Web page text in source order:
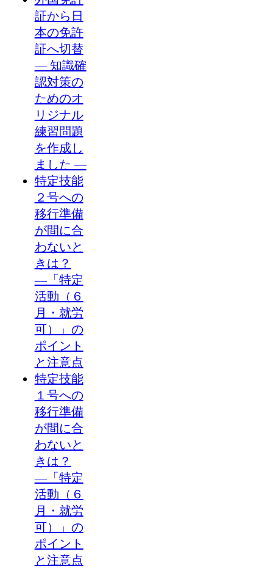
証から日
本の免許
証へ切替
― 知識確
認対策の
ためのオ
リジナル
練習問題
を作成し
ました ―
特定技能
２号への
移行準備
が間に合
わないと
きは？
―「特定
活動（６
月・就労
可）」の
ポイント
と注意点
特定技能
１号への
移行準備
が間に合
わないと
きは？
―「特定
活動（６
月・就労
可）」の
ポイント
と注意点